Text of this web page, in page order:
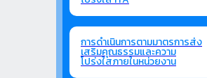
การดำเนินการตามมาตรการส่ง
เสริมคุณธรรมและความ
โปร่งใสภายในหน่วยงาน